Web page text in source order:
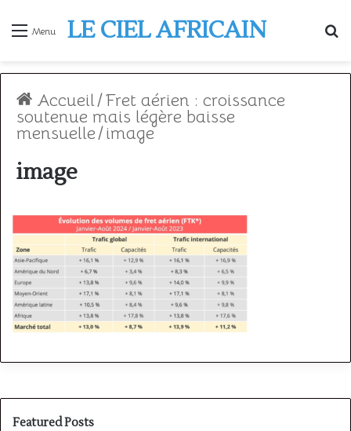
Menu LE CIEL AFRICAIN
Accueil/Fret aérien : croissance
soutenue mais légère baisse
mensuelle/image
image
Featured Posts